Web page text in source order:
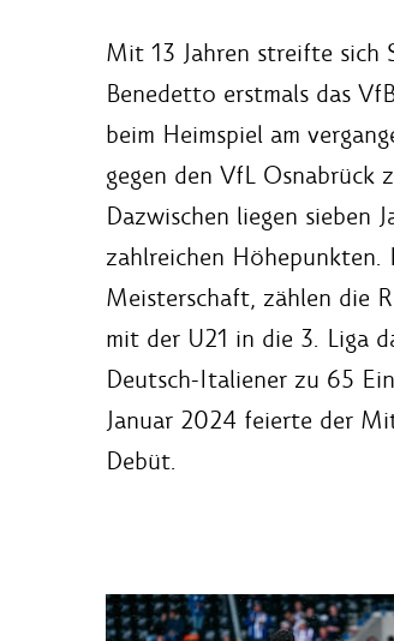
Mit 13 Jahren streifte sich
Benedetto erstmals das
beim Heimspiel am
gegen den VfL Osnabrück
Dazwischen liegen sieben
zahlreichen Höhepunkten.
Meisterschaft, zählen die
mit der U21 in die 3. Liga
Deutsch-Italiener zu 65
Januar 2024 feierte der
Debüt.